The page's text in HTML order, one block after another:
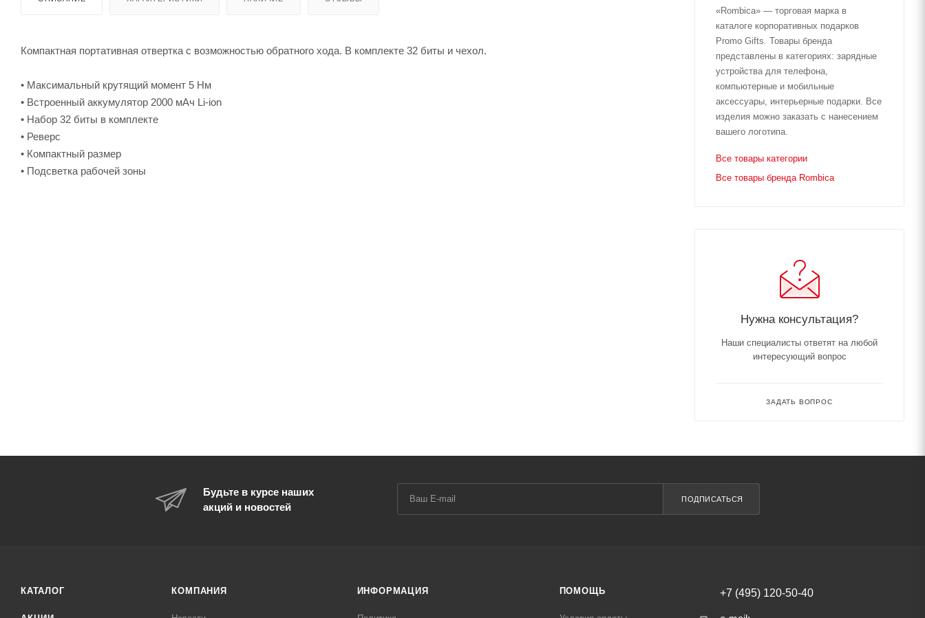
Компактная портативная отвертка с возможностью обратного хода. В комплекте 32 биты и чехол.
• Максимальный крутящий момент 5 Нм
• Встроенный аккумулятор 2000 мАч Li-ion
• Набор 32 биты в комплекте
• Реверс
• Компактный размер
• Подсветка рабочей зоны
«Rombica» — торговая марка в
каталоге корпоративных подарков
Promo Gifts. Товары бренда
представлены в категориях: зарядные
устройства для телефона,
компьютерные и мобильные
аксессуары, интерьерные подарки. Все
изделия можно заказать с нанесением
вашего логотипа.
Все товары категории
Все товары бренда Rombica
Нужна консультация?
Наши специалисты ответят на любой
интересующий вопрос
ЗАДАТЬ ВОПРОС
Будьте в курсе наших
акций и новостей
ПОДПИСАТЬСЯ
КАТАЛОГ КОМПАНИЯ ИНФОРМАЦИЯ ПОМОЩЬ +7 (495) 120-50-40